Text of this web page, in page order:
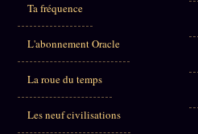
Ta fréquence
L'abonnement Oracle
La roue du temps
Les neuf civilisations